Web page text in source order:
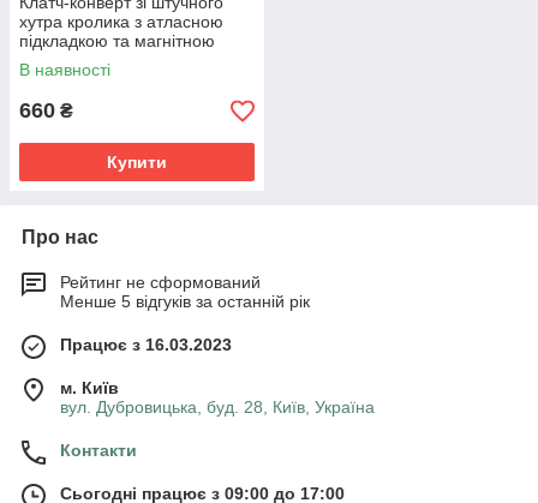
хутра кролика з атласною
підкладкою та магнітною
кнопкою — елегантний
вечірній аксесуар без друку
В наявності
660 ₴
Купити
Про нас
Рейтинг не сформований
Менше 5 відгуків за останній рік
Працює з 16.03.2023
м. Київ
вул. Дубровицька, буд. 28, Київ, Україна
Контакти
Сьогодні працює з 09:00 до 17:00